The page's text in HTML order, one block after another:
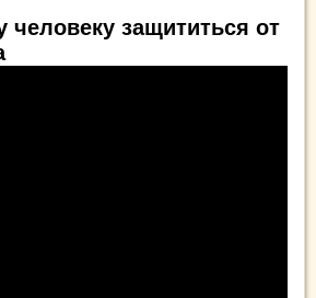
человеку защититься от